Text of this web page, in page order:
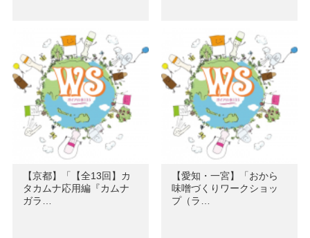
【京都】「【全13回】カ
タカムナ応用編『カムナ
ガラ…
【愛知・一宮】「おから
味噌づくりワークショッ
プ（ラ…